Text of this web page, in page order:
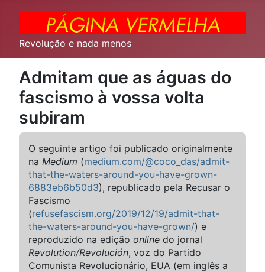
Revolução e nada menos
Admitam que as águas do
fascismo à vossa volta
subiram
O seguinte artigo foi publicado originalmente
na Medium (medium.com/@coco_das/admit-
that-the-waters-around-you-have-grown-
6883eb6b50d3), republicado pela Recusar o
Fascismo
(refusefascism.org/2019/12/19/admit-that-
the-waters-around-you-have-grown/) e
reproduzido na edição online do jornal
Revolution/Revolución, voz do Partido
Comunista Revolucionário, EUA (em inglês a